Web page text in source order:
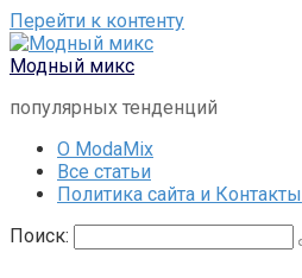
Перейти к контенту
Модный микс
популярных тенденций
О ModaMix
Все статьи
Политика сайта и Контакты
Поиск: